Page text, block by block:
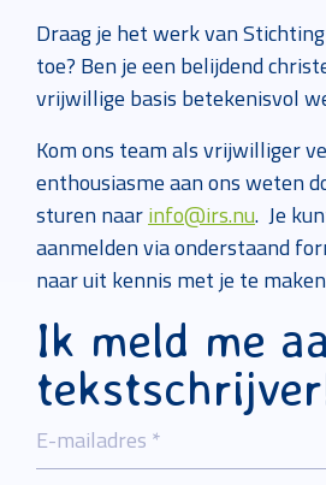
Draag je het werk van
toe? Ben je een belijdend
vrijwillige basis betekenisvol
Kom ons team als vrijwilliger
enthousiasme aan ons weten
sturen naarinfo@irs.nu. Je
aanmelden via onderstaand
naar uit kennis met je te
Ik meld me
Call me back by fax
E-mailadres *